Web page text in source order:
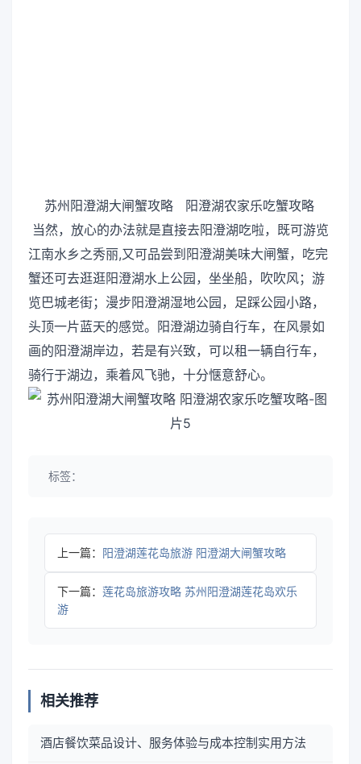
苏州阳澄湖大闸蟹攻略 阳澄湖农家乐吃蟹攻略
当然，放心的办法就是直接去阳澄湖吃啦，既可游览
江南水乡之秀丽,又可品尝到阳澄湖美味大闸蟹，吃完
蟹还可去逛逛阳澄湖水上公园，坐坐船，吹吹风；游
览巴城老街；漫步阳澄湖湿地公园，足踩公园小路，
头顶一片蓝天的感觉。阳澄湖边骑自行车，在风景如
画的阳澄湖岸边，若是有兴致，可以租一辆自行车，
骑行于湖边，乘着风飞驰，十分惬意舒心。
标签：
上一篇： 阳澄湖莲花岛旅游 阳澄湖大闸蟹攻略
下一篇： 莲花岛旅游攻略 苏州阳澄湖莲花岛欢乐
游
相关推荐
酒店餐饮菜品设计、服务体验与成本控制实用方法